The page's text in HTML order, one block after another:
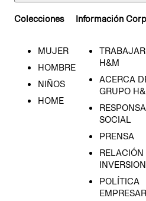
Colecciones
MUJER
HOMBRE
NIÑOS
HOME
Información
H&M
ACERCA
GRUPO
SOCIAL
PRENSA
RELACIÓN
POLÍTICA